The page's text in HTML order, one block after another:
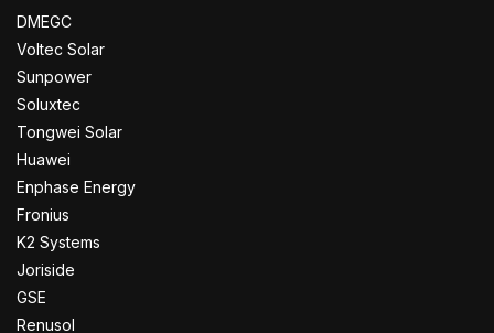
DMEGC
Voltec Solar
Sunpower
Soluxtec
Tongwei Solar
Huawei
Enphase Energy
Fronius
K2 Systems
Joriside
GSE
Renusol